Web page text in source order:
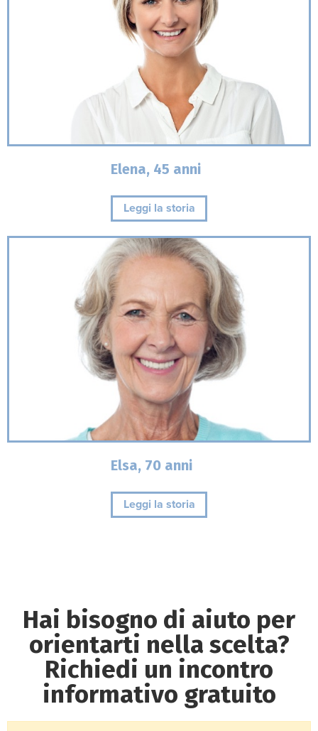
Elena, 45 anni
Leggi la storia
Elsa, 70 anni
Leggi la storia
Hai bisogno di aiuto per
orientarti nella scelta?
Richiedi un incontro
informativo gratuito